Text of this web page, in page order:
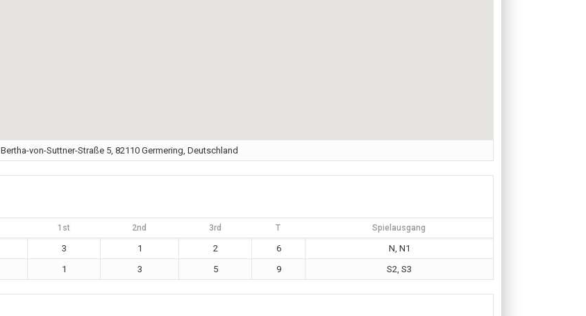
Bertha-von-Suttner-Straße 5, 82110 Germering, Deutschland
1st 2nd 3rd T Spielausgang
3 1 2 6
N, N1
1 3 5 9 S2, S3